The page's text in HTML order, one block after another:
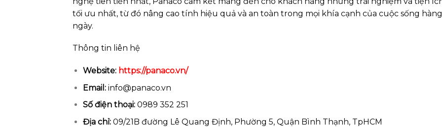
tối ưu nhất, từ đó nâng cao tính hiệu quả và an toàn trong mọi khía cạnh của cuộc sống hàng
ngày.
Thông tin liên hệ
Website: https://panaco.vn/
Email: info@panaco.vn
Số điện thoại:0989 352 251
Địa chỉ:09/21B đường Lê Quang Định, Phường 5, Quận Bình Thạnh, TpHCM